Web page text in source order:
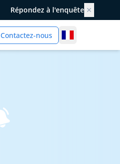
Répondez à l'enquête ✕
Contactez-nous